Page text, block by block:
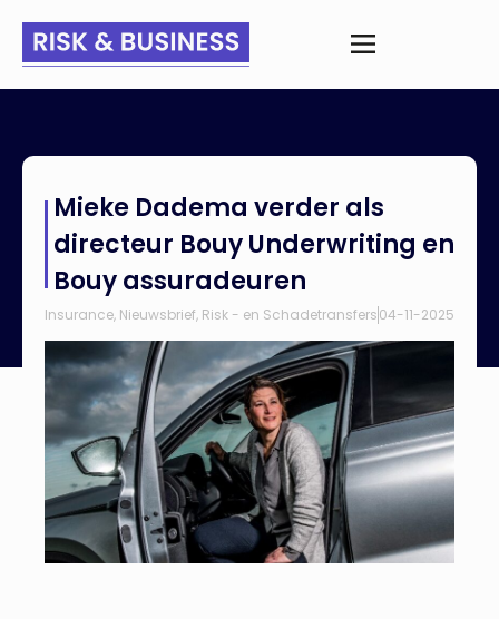
Underwriting en Bouy assuradeuren
Mieke Dadema verder als
directeur Bouy Underwriting en
Bouy assuradeuren
Insurance, Nieuwsbrief, Risk - en Schadetransfers04-11-2025